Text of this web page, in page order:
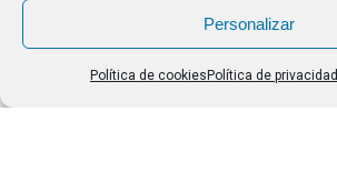
Personalizar
Política de cookies Política de privacidad